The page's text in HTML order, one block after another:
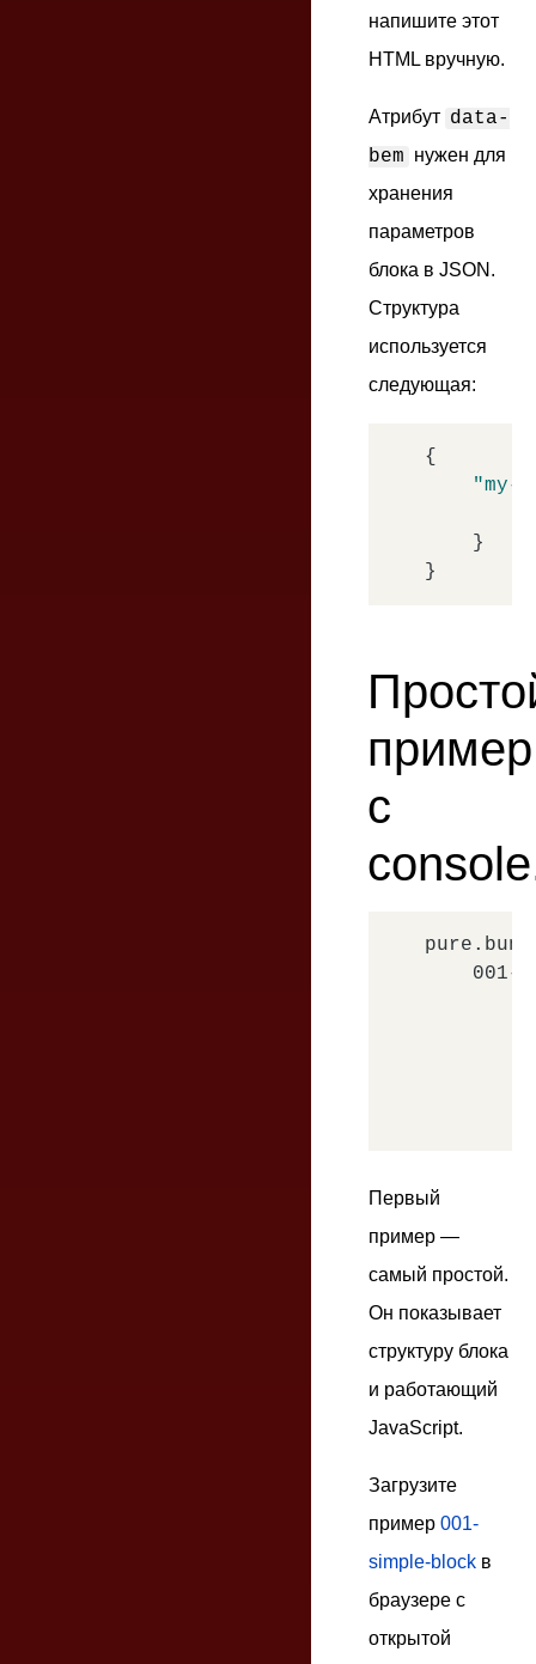
напишите этот
HTML вручную.
Атрибут data-
bem нужен для
хранения
параметров
блока в JSON.
Структура
используется
следующая:
{
"my-
    }
пример
с
001-
Первый
пример —
самый простой.
Он показывает
структуру блока
и работающий
JavaScript.
Загрузите
пример 001-
simple-block в
браузере с
открытой